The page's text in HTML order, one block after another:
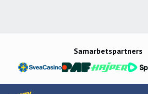
Samarbetspartners